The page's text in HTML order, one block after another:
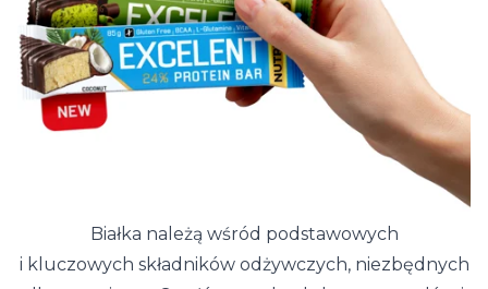
Białka należą wśród podstawowych
i kluczowych składników odżywczych, niezbędnych